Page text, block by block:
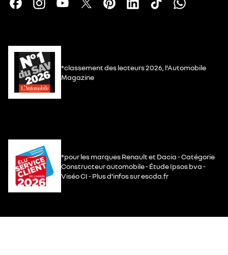
*classement des lecteurs 2026, l’Automobile
Magazine
*pour les marques Renault et Dacia - Catégorie
Constructeur automobile - Étude Ipsos bva -
Viséo CI - Plus d’infos sur escda.fr